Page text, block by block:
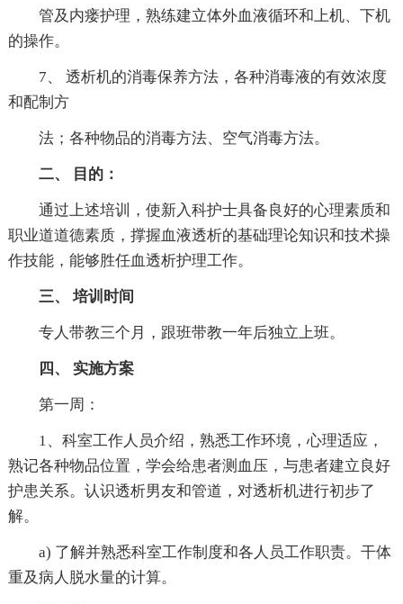
管及内瘘护理，熟练建立体外血液循环和上机、下机
的操作。
7、 透析机的消毒保养方法，各种消毒液的有效浓度
和配制方
法；各种物品的消毒方法、空气消毒方法。
二、 目的：
通过上述培训，使新入科护士具备良好的心理素质和
职业道道德素质，撑握血液透析的基础理论知识和技术操
作技能，能够胜任血透析护理工作。
三、 培训时间
专人带教三个月，跟班带教一年后独立上班。
四、 实施方案
第一周：
1、科室工作人员介绍，熟悉工作环境，心理适应，
熟记各种物品位置，学会给患者测血压，与患者建立良好
护患关系。认识透析男友和管道，对透析机进行初步了
解。
a) 了解并熟悉科室工作制度和各人员工作职责。干体
重及病人脱水量的计算。